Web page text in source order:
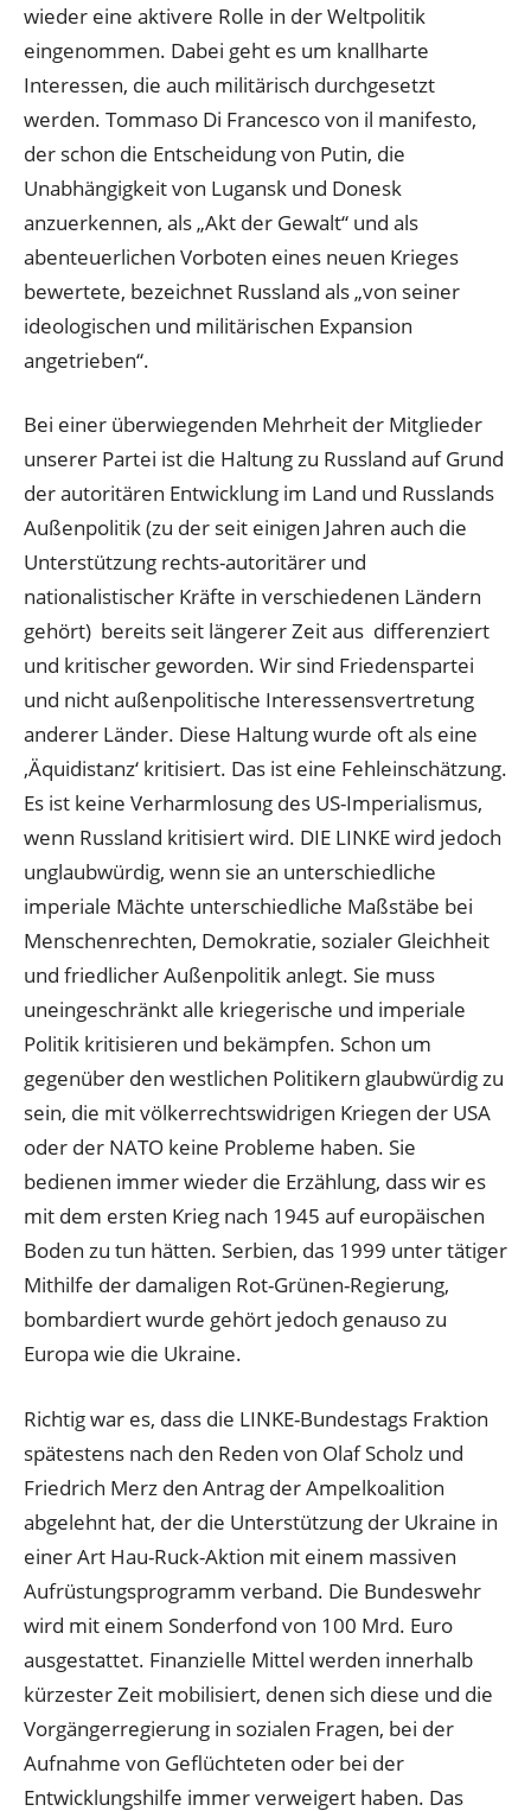
wieder eine aktivere Rolle in der Weltpolitik
eingenommen. Dabei geht es um knallharte
Interessen, die auch militärisch durchgesetzt
werden. Tommaso Di Francesco von il manifesto,
der schon die Entscheidung von Putin, die
Unabhängigkeit von Lugansk und Donesk
anzuerkennen, als „Akt der Gewalt“ und als
abenteuerlichen Vorboten eines neuen Krieges
bewertete, bezeichnet Russland als „von seiner
ideologischen und militärischen Expansion
angetrieben“.
Bei einer überwiegenden Mehrheit der Mitglieder
unserer Partei ist die Haltung zu Russland auf Grund
der autoritären Entwicklung im Land und Russlands
Außenpolitik (zu der seit einigen Jahren auch die
Unterstützung rechts-autoritärer und
nationalistischer Kräfte in verschiedenen Ländern
gehört) bereits seit längerer Zeit aus differenziert
und kritischer geworden. Wir sind Friedenspartei
und nicht außenpolitische Interessensvertretung
anderer Länder. Diese Haltung wurde oft als eine
‚Äquidistanz‘ kritisiert. Das ist eine Fehleinschätzung.
Es ist keine Verharmlosung des US-Imperialismus,
wenn Russland kritisiert wird. DIE LINKE wird jedoch
unglaubwürdig, wenn sie an unterschiedliche
imperiale Mächte unterschiedliche Maßstäbe bei
Menschenrechten, Demokratie, sozialer Gleichheit
und friedlicher Außenpolitik anlegt. Sie muss
uneingeschränkt alle kriegerische und imperiale
Politik kritisieren und bekämpfen. Schon um
gegenüber den westlichen Politikern glaubwürdig zu
sein, die mit völkerrechtswidrigen Kriegen der USA
oder der NATO keine Probleme haben. Sie
bedienen immer wieder die Erzählung, dass wir es
mit dem ersten Krieg nach 1945 auf europäischen
Boden zu tun hätten. Serbien, das 1999 unter tätiger
Mithilfe der damaligen Rot-Grünen-Regierung,
bombardiert wurde gehört jedoch genauso zu
Europa wie die Ukraine.
Richtig war es, dass die LINKE-Bundestags Fraktion
spätestens nach den Reden von Olaf Scholz und
Friedrich Merz den Antrag der Ampelkoalition
abgelehnt hat, der die Unterstützung der Ukraine in
einer Art Hau-Ruck-Aktion mit einem massiven
Aufrüstungsprogramm verband. Die Bundeswehr
wird mit einem Sonderfond von 100 Mrd. Euro
ausgestattet. Finanzielle Mittel werden innerhalb
kürzester Zeit mobilisiert, denen sich diese und die
Vorgängerregierung in sozialen Fragen, bei der
Aufnahme von Geflüchteten oder bei der
Entwicklungshilfe immer verweigert haben. Das